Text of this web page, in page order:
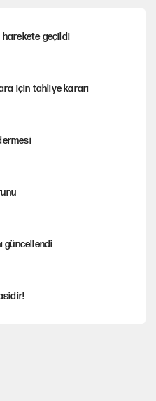
harekete geçildi
için tahliye kararı
güncellendi